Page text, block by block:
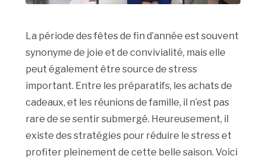
La période des fêtes de fin d’année est souvent
synonyme de joie et de convivialité, mais elle
peut également être source de stress
important. Entre les préparatifs, les achats de
cadeaux, et les réunions de famille, il n’est pas
rare de se sentir submergé. Heureusement, il
existe des stratégies pour réduire le stress et
profiter pleinement de cette belle saison. Voici